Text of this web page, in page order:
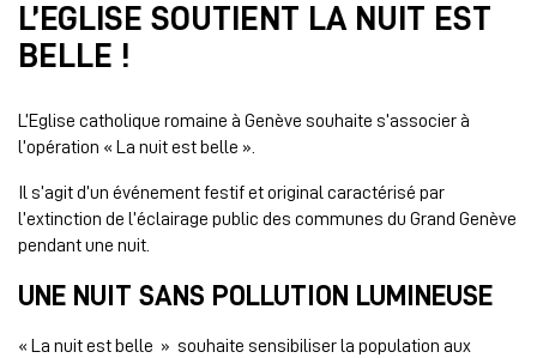
L’EGLISE SOUTIENT LA NUIT EST
BELLE !
L’Eglise catholique romaine à Genève souhaite s’associer à
l’opération « La nuit est belle ».
Il s’agit d’un événement festif et original caractérisé par
l’extinction de l’éclairage public des communes du Grand Genève
pendant une nuit.
UNE NUIT SANS POLLUTION LUMINEUSE
« La nuit est belle » souhaite sensibiliser la population aux